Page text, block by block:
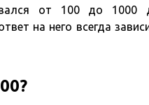
от 100 до 1000
на него всегда